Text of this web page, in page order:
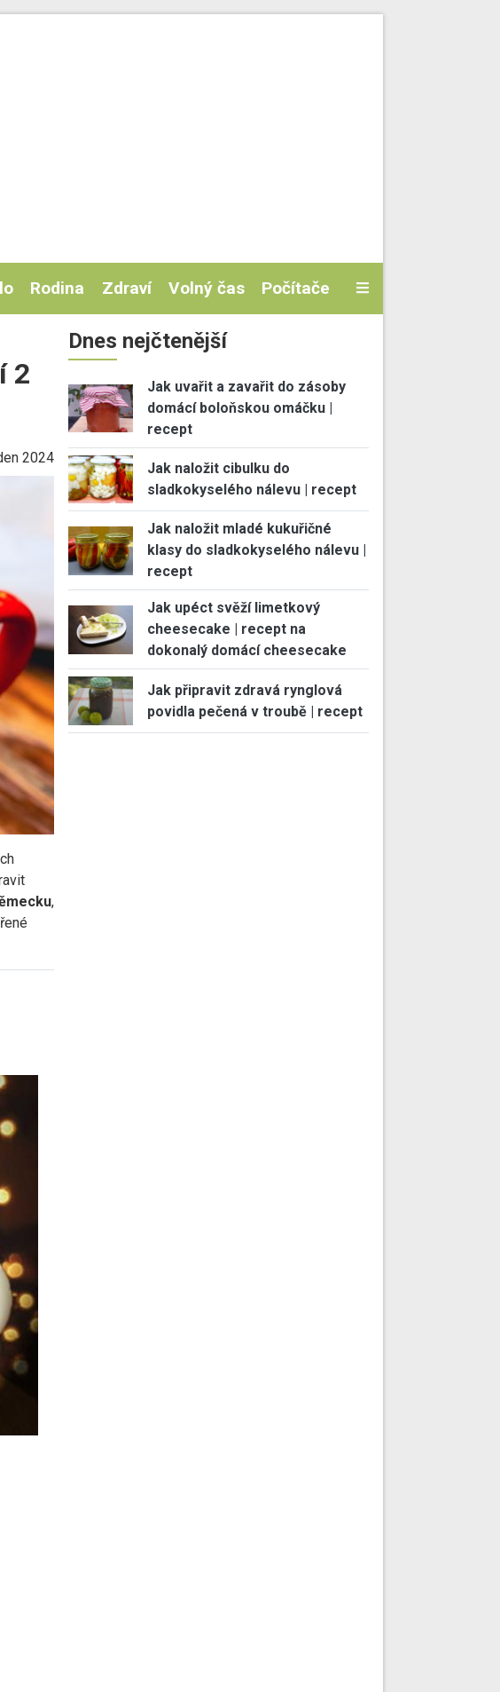
Rodina Zdraví Volný čas Počítače
2
2024
,
Dnes nejčtenější
Jak uvařit a zavařit do zásoby
domácí boloňskou omáčku |
recept
Jak naložit cibulku do
sladkokyselého nálevu | recept
Jak naložit mladé kukuřičné
klasy do sladkokyselého nálevu |
recept
Jak upéct svěží limetkový
cheesecake | recept na
dokonalý domácí cheesecake
Jak připravit zdravá rynglová
povidla pečená v troubě | recept